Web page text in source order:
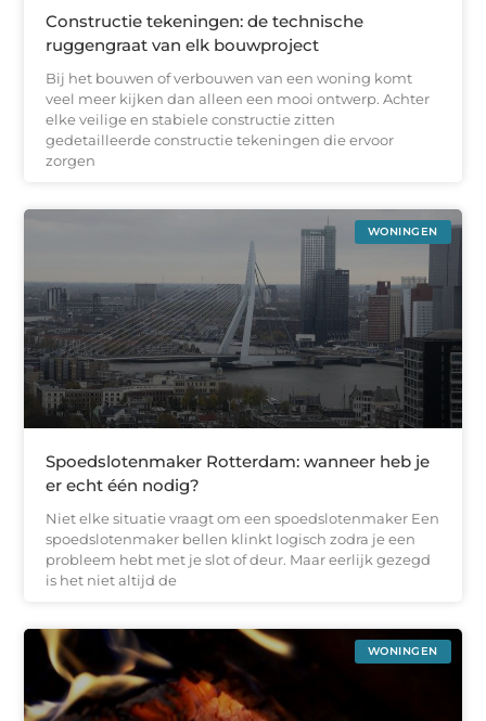
Constructie tekeningen: de technische
ruggengraat van elk bouwproject
Bij het bouwen of verbouwen van een woning komt
veel meer kijken dan alleen een mooi ontwerp. Achter
elke veilige en stabiele constructie zitten
gedetailleerde constructie tekeningen die ervoor
zorgen
WONINGEN
Spoedslotenmaker Rotterdam: wanneer heb je
er echt één nodig?
Niet elke situatie vraagt om een spoedslotenmaker Een
spoedslotenmaker bellen klinkt logisch zodra je een
probleem hebt met je slot of deur. Maar eerlijk gezegd
is het niet altijd de
WONINGEN